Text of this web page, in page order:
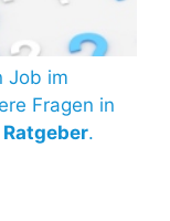
Job im
Fragen in
.